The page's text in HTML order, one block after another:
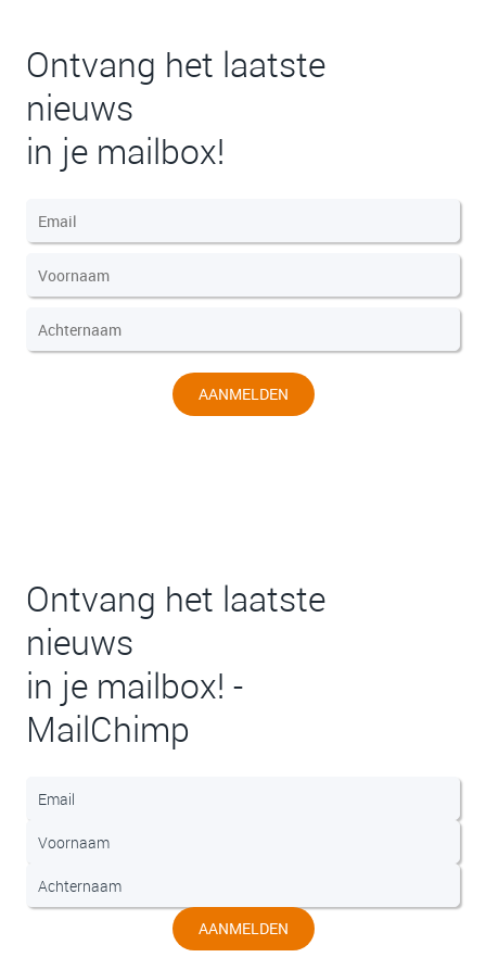
Ontvang het laatste
nieuws
in je mailbox!
AANMELDEN
Ontvang het laatste
nieuws
in je mailbox! -
MailChimp